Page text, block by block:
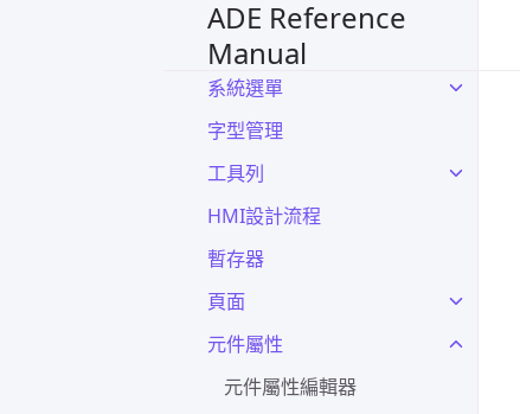
ADE Reference
Manual
主畫面介紹
系統選單
字型管理
工具列
HMI設計流程
暫存器
頁面
元件屬性
元件屬性編輯器